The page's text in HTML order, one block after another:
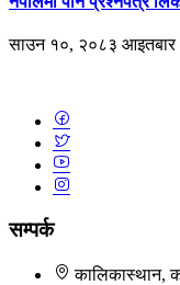
साउन १०, २०८३
सम्पर्क
कालिकास्थान,